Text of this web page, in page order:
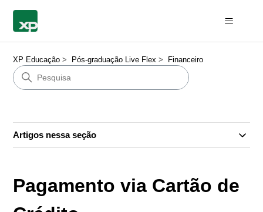
XP Educação Pós-graduação Live Flex Financeiro
Artigos nessa seção
Pagamento via Cartão de